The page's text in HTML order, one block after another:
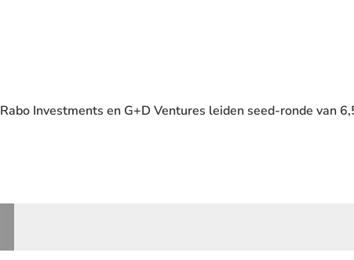
Rabo Investments en G+D Ventures leiden seed-ronde van